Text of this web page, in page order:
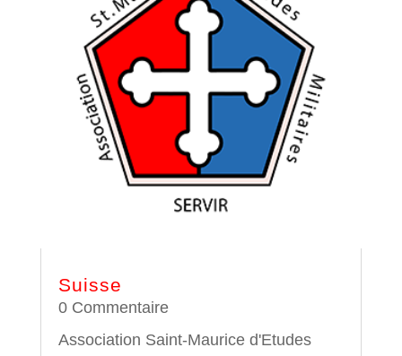
Suisse
0 Commentaire
Association Saint-Maurice d'Etudes